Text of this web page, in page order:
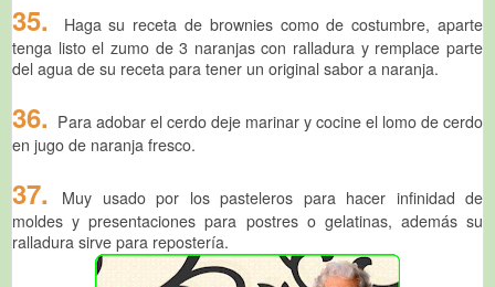
35.
Haga su receta de brownies como de costumbre, aparte
tenga listo el zumo de 3 naranjas con ralladura y remplace parte
del agua de su receta para tener un original sabor a naranja.
36. Para adobar el cerdo deje marinar y cocine el lomo de cerdo
en jugo de naranja fresco.
37.
Muy usado por los pasteleros para hacer infinidad de
moldes y presentaciones para postres o gelatinas, además su
ralladura sirve para repostería.